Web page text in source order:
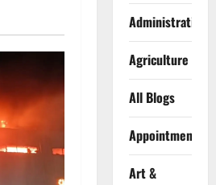
Administration
Agriculture
All Blogs
Appointments
Art &